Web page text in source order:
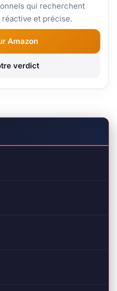
qui recherchent
et précise.
Amazon
verdict